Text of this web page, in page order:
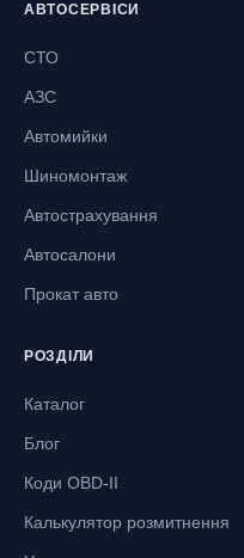
АВТОСЕРВІСИ
СТО
АЗС
Автомийки
Шиномонтаж
Автострахування
Автосалони
Прокат авто
РОЗДІЛИ
Каталог
Блог
Коди OBD-II
Калькулятор розмитнення